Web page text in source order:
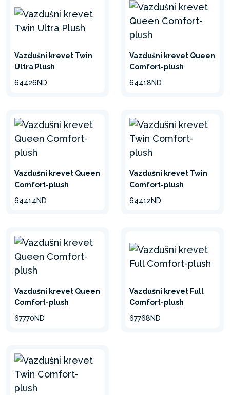
Vazdušni krevet Twin
Ultra Plush
64426ND
Vazdušni krevet Queen
Comfort-plush
64418ND
Vazdušni krevet Queen
Comfort-plush
64414ND
Vazdušni krevet Twin
Comfort-plush
64412ND
Vazdušni krevet Queen
Comfort-plush
67770ND
Vazdušni krevet Full
Comfort-plush
67768ND